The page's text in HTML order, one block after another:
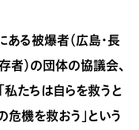
る被爆者（広島・長
）の団体の協議会、
私たちは自らを救うと
機を救おう」という